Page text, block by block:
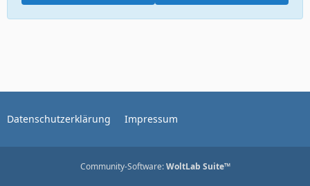
Datenschutzerklärung Impressum
Community-Software:WoltLab Suite™